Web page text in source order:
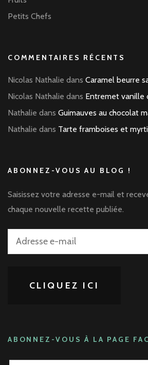
Petits Chefs
COMMENTAIRES RÉCENTS
Nicolas Nathalie dans Caramel beurre
Nicolas Nathalie dans Entremet vanille
Nathalie dans Guimauves au chocolat
Nathalie dans Tarte framboises et
ABONNEZ-VOUS AU BLOG !
Saisissez votre adresse e-mail et
chaque nouvelle recette publiée.
Adresse
CLIQUEZ ICI
ABONNEZ-VOUS À LA PAGE